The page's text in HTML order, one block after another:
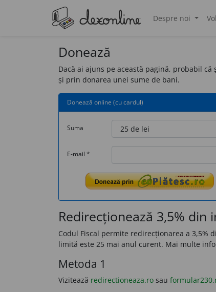
Despre noi
Donează
Dacă ai ajuns pe această pagină, probabil că
și prin donarea unei sume de bani.
Donează online (cu cardul)
Suma
E-mail *
Redirecționează 3,5% din
Codul Fiscal permite redirecționarea a
limită este 25 mai anul curent. Mai multe
Metoda 1
Vizitează redirectioneaza.ro sau